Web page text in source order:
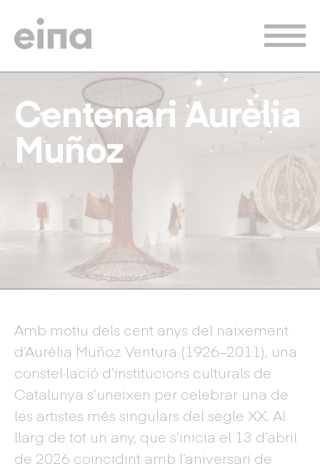
Centenari Aurèlia
Muñoz
Amb motiu dels cent anys del naixement
d’Aurèlia Muñoz Ventura (1926–2011), una
constel·lació d’institucions culturals de
Catalunya s’uneixen per celebrar una de
les artistes més singulars del segle XX. Al
llarg de tot un any, que s’inicia el 13 d’abril
de 2026 coincidint amb l’aniversari de